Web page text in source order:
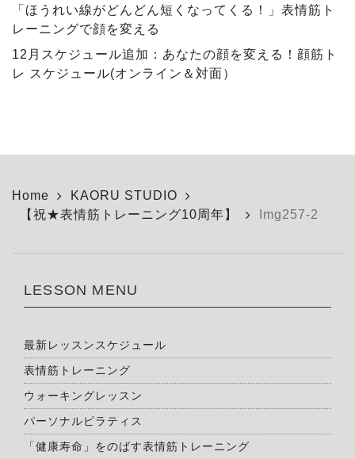
「ほうれい線がどんどん短くなってくる！」表情筋ト
レーニングで顔を変える
12月スケジュール追加：あなたの顔を変える！顔筋ト
レ スケジュール(オンライン＆対面）
Home
KAORU STUDIO
【祝★表情筋トレーニング10周年】
Img257-2
LESSON MENU
最新レッスンスケジュール
表情筋トレーニング
ウォーキングレッスン
パーソナルピラティス
「健康寿命」をのばす表情筋トレーニング